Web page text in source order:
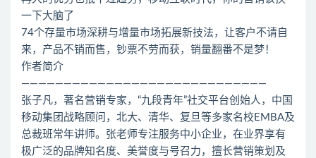
一下大脑了
74个存量市场深耕与增量市场拓展新技法，让客户不请自
来，产品不销而售，钞票不劳而获，销量翻番不是梦！
作者简介
—————————————————————————————
张子凡，著名营销专家，“九段青年”社交平台创始人，中国
移动集团战略顾问，北大、清华、复旦等多家名校EMBA及
总裁班常年讲师。张老师专注服务中小企业，在业界享有
极广泛的品牌知名度、美誉度与号召力，擅长营销策划及